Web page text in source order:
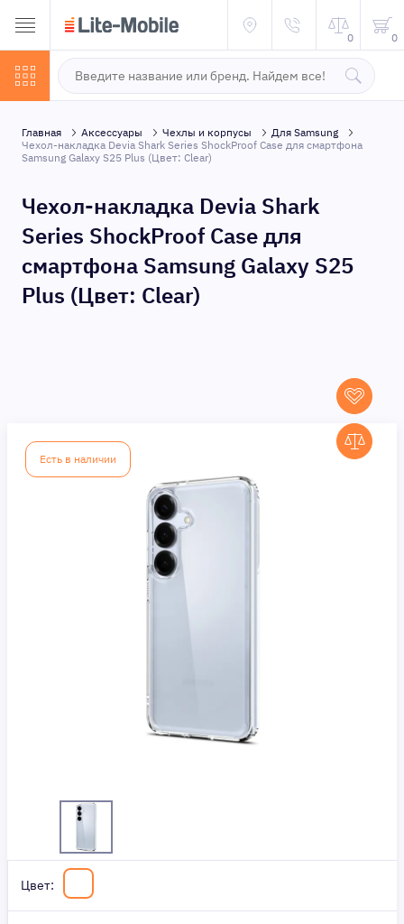
0 0
Главная Аксессуары Чехлы и корпусы
Для Samsung
Чехол-накладка Devia Shark Series ShockProof Case для смартфона
Samsung Galaxy S25 Plus (Цвет: Clear)
Чехол-накладка Devia Shark
Series ShockProof Case для
смартфона Samsung Galaxy S25
Plus (Цвет: Clear)
Есть в наличии
Цвет: